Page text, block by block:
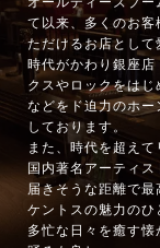
て以来、多くのお
ただけるお店として
時代がかわり銀座店
クスやロックをは
などをド迫力のホー
しております。
また、時代を超え
国内著名アーティ
届きそうな距離で
ケントスの魅力のひ
多忙な日々を癒す懐